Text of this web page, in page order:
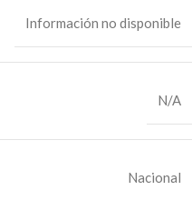
Información no disponible
N/A
Nacional